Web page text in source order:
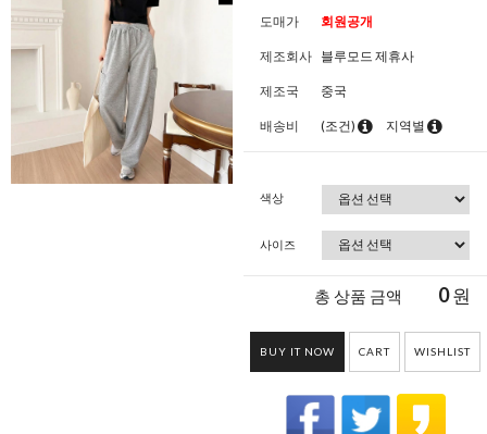
도매가 회원공개
제조회사 블루모드 제휴사
제조국 중국
배송비 (조건) 지역별
색상
사이즈
총 상품 금액 0원
BUY IT NOW CART WISHLIST